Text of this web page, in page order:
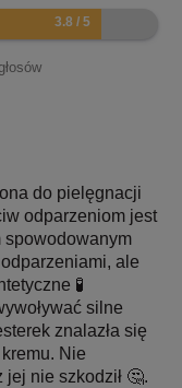
do pielęgnacji
odparzeniom jest
spowodowanym
ale
🧪
silne
znalazła się
Nie
nie szkodził 🤔.